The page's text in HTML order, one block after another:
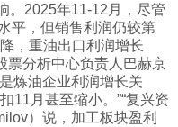
。2025年11-12月，尽管
平，但销售利润仍较第
，重油出口利润增长
票分析中心负责人巴赫京
炼油企业利润增长关
11月甚至缩小。”“复兴资
）说，加工板块盈利